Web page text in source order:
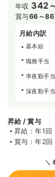
年収 342
賞与66～86
月給内訳
基本給
職務手当
準夜勤手当
深夜勤手当
昇給 / 賞与
昇給：年1回
賞与：年2回